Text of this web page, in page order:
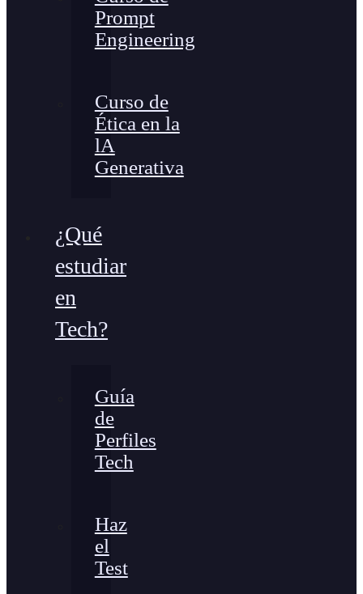
Prompt
Engineering
Curso de
Ética en la
lA
Generativa
¿Qué
estudiar
en
Tech?
Guía
de
Perfiles
Tech
Haz
el
Test